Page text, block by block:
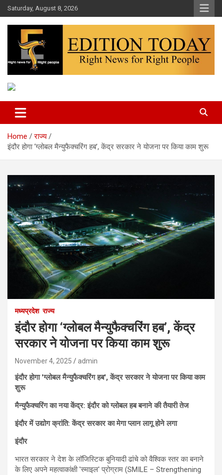
Skip
to
content
Saturday, August 8, 2026
Edition Today
Home
राज्य
इंदौर होगा ‘ग्लोबल मैन्युफैक्चरिंग हब’, केंद्र सरकार ने योजना पर किया काम शुरू
मध्यप्रदेश राज्य
इंदौर होगा ‘ग्लोबल मैन्युफैक्चरिंग हब’, केंद्र
सरकार ने योजना पर किया काम शुरू
November 4, 2025 admin
इंदौर होगा 'ग्लोबल मैन्युफैक्चरिंग हब', केंद्र सरकार ने योजना पर किया काम
शुरू
मैन्युफैक्चरिंग का नया केंद्र: इंदौर को ग्लोबल हब बनाने की तैयारी तेज
इंदौर में उद्योग क्रांति: केंद्र सरकार का मेगा प्लान लागू होने लगा
इंदौर
भारत सरकार ने देश के लॉजिस्टिक बुनियादी ढांचे को वैश्विक स्तर का बनाने
के लिए अपने महत्वाकांक्षी 'स्माइल' प्रोग्राम (SMILE – Strengthening